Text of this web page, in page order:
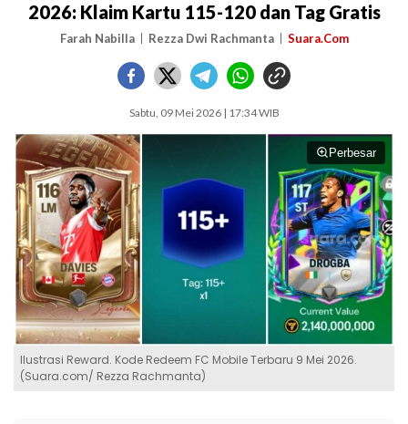
2026: Klaim Kartu 115-120 dan Tag Gratis
Farah Nabilla Rezza Dwi Rachmanta Suara.Com
Sabtu, 09 Mei 2026 | 17:34 WIB
Perbesar
Ilustrasi Reward. Kode Redeem FC Mobile Terbaru 9 Mei 2026.
(Suara.com/ Rezza Rachmanta)